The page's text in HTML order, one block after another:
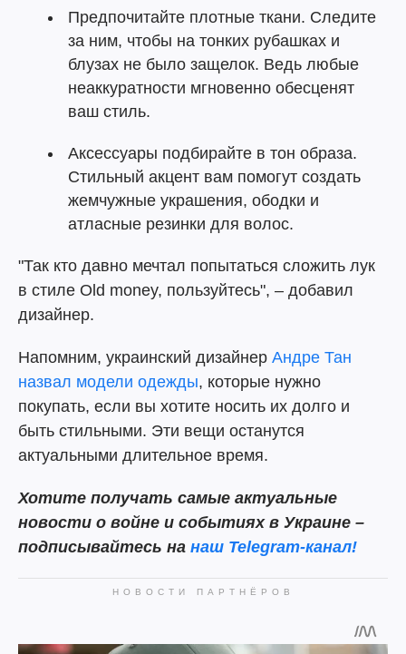
Предпочитайте плотные ткани. Следите
за ним, чтобы на тонких рубашках и
блузах не было защелок. Ведь любые
неаккуратности мгновенно обесценят
ваш стиль.
Аксессуары подбирайте в тон образа.
Стильный акцент вам помогут создать
жемчужные украшения, ободки и
атласные резинки для волос.
"Так кто давно мечтал попытаться сложить лук
в стиле Оld money, пользуйтесь", – добавил
дизайнер.
Напомним, украинский дизайнер Андре Тан
назвал модели одежды, которые нужно
покупать, если вы хотите носить их долго и
быть стильными. Эти вещи останутся
актуальными длительное время.
Хотите получать самые актуальные
новости о войне и событиях в Украине –
подписывайтесь на наш Telegram-канал!